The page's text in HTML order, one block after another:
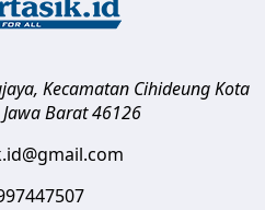
Kecamatan CihideungKota
Jawa Barat 46126